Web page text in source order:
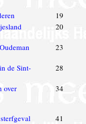
19
20
23
de Sint-
28
over
34
41